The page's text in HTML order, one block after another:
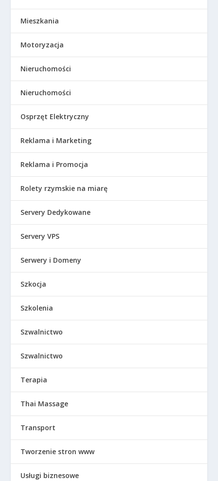
Mieszkania
Motoryzacja
Nieruchomości
Nieruchomości
Osprzęt Elektryczny
Reklama i Marketing
Reklama i Promocja
Rolety rzymskie na miarę
Servery Dedykowane
Servery VPS
Serwery i Domeny
Szkocja
Szkolenia
Szwalnictwo
Szwalnictwo
Terapia
Thai Massage
Transport
Tworzenie stron www
Usługi biznesowe